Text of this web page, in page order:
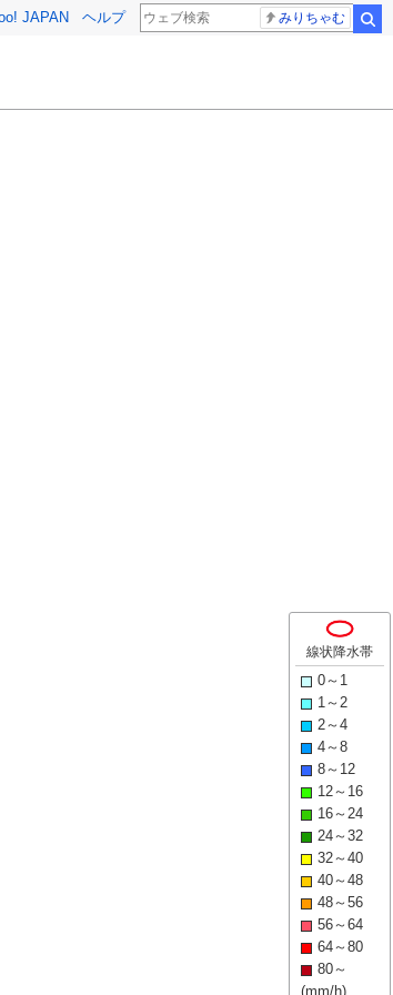
JAPAN ヘルプ みりちゃむ
線状降水帯
0～1
1～2
2～4
4～8
8～12
12～16
16～24
24～32
32～40
40～48
48～56
56～64
64～80
80～
(mm/h)